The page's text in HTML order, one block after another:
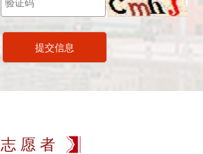
志 愿 者